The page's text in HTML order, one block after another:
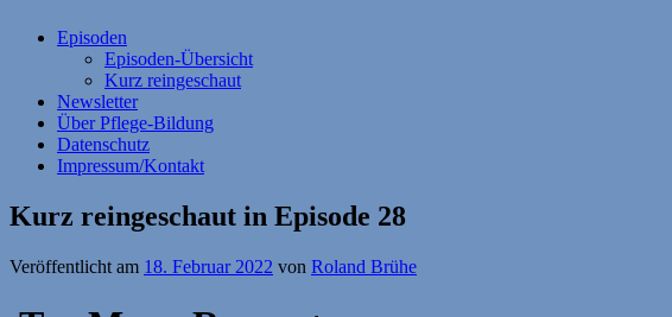
Episoden
Episoden-Übersicht
Kurz reingeschaut
Newsletter
Über Pflege-Bildung
Datenschutz
Impressum/Kontakt
Kurz reingeschaut in Episode 28
Veröffentlicht am 18. Februar 2022 von Roland Brühe